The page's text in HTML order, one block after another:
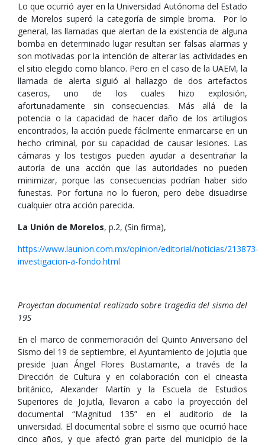
Lo que ocurrió ayer en la Universidad Autónoma del Estado
de Morelos superó la categoría de simple broma. Por lo
general, las llamadas que alertan de la existencia de alguna
bomba en determinado lugar resultan ser falsas alarmas y
son motivadas por la intención de alterar las actividades en
el sitio elegido como blanco. Pero en el caso de la UAEM, la
llamada de alerta siguió al hallazgo de dos artefactos
caseros, uno de los cuales hizo explosión,
afortunadamente sin consecuencias. Más allá de la
potencia o la capacidad de hacer daño de los artilugios
encontrados, la acción puede fácilmente enmarcarse en un
hecho criminal, por su capacidad de causar lesiones. Las
cámaras y los testigos pueden ayudar a desentrañar la
autoría de una acción que las autoridades no pueden
minimizar, porque las consecuencias podrían haber sido
funestas. Por fortuna no lo fueron, pero debe disuadirse
cualquier otra acción parecida.
La Unión de Morelos, p.2, (Sin firma),
https://www.launion.com.mx/opinion/editorial/noticias/213873-
investigacion-a-fondo.html
Proyectan documental realizado sobre tragedia del sismo del
19S
En el marco de conmemoración del Quinto Aniversario del
Sismo del 19 de septiembre, el Ayuntamiento de Jojutla que
preside Juan Ángel Flores Bustamante, a través de la
Dirección de Cultura y en colaboración con el cineasta
británico, Alexander Martín y la Escuela de Estudios
Superiores de Jojutla, llevaron a cabo la proyección del
documental “Magnitud 135” en el auditorio de la
universidad. El documental sobre el sismo que ocurrió hace
cinco años, y que afectó gran parte del municipio de la